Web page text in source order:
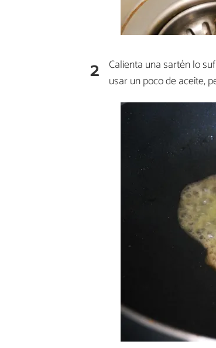
2 Calienta una sartén lo
usar un poco de aceite,